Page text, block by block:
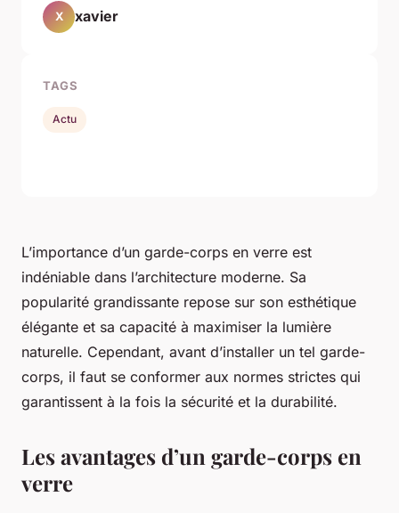
L’importance d’un garde-corps en verre est
indéniable dans l’architecture moderne. Sa
popularité grandissante repose sur son esthétique
élégante et sa capacité à maximiser la lumière
naturelle. Cependant, avant d’installer un tel garde-
corps, il faut se conformer aux normes strictes qui
garantissent à la fois la sécurité et la durabilité.
Les avantages d’un garde-corps en
verre
X xavier
TAGS
Actu